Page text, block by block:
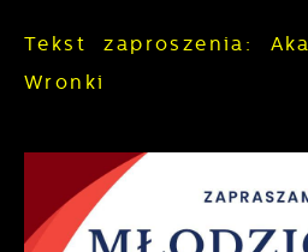
Tekst zaproszenia:
Wronki